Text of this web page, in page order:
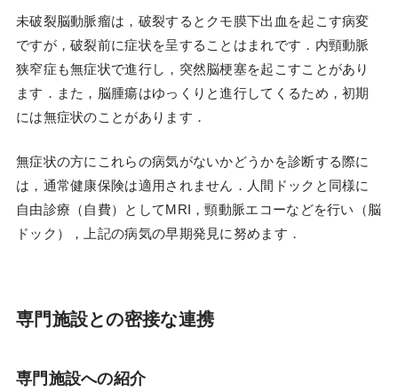
未破裂脳動脈瘤は，破裂するとクモ膜下出血を起こす病変
ですが，破裂前に症状を呈することはまれです．内頸動脈
狭窄症も無症状で進行し，突然脳梗塞を起こすことがあり
ます．また，脳腫瘍はゆっくりと進行してくるため，初期
には無症状のことがあります．
無症状の方にこれらの病気がないかどうかを診断する際に
は，通常健康保険は適用されません．人間ドックと同様に
自由診療（自費）としてMRI，頸動脈エコーなどを行い（脳
ドック），上記の病気の早期発見に努めます．
専門施設との密接な連携
専門施設への紹介